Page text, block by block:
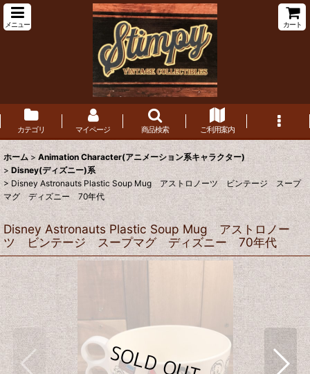
メニュー カート
カテゴリ マイページ 商品検索 ご利用案内
ホーム > Animation Character(アニメーション系キャラクター)
> Disney(ディズニー)系
> Disney Astronauts Plastic Soup Mug アストロノーツ ビンテージ スープ
マグ ディズニー 70年代
Disney Astronauts Plastic Soup Mug アストロノー
ツ ビンテージ スープマグ ディズニー 70年代